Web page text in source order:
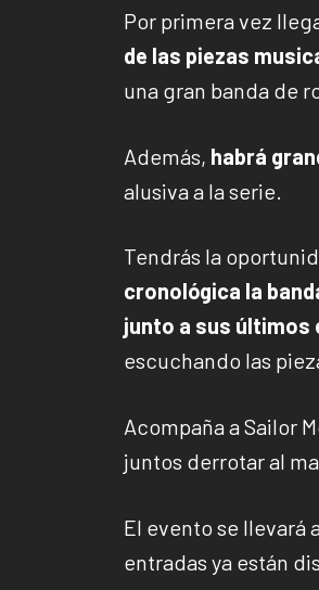
Por primera vez
de las piezas
una gran banda de
Además, habrá
alusiva a la serie.
Tendrás la
cronológica la
junto a sus últimos
escuchando las
Acompaña a Sailor
juntos derrotar al
El evento se llevará
entradas ya están